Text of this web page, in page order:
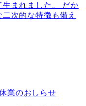
まれました。 だか
次的な特徴も備え
業のおしらせ